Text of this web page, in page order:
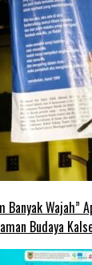
Banyak Wajah”
Budaya